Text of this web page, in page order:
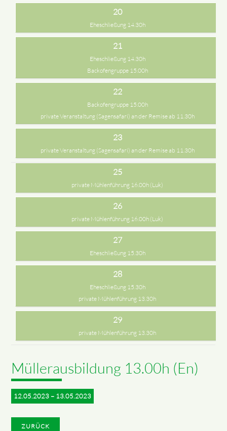
20
Eheschließung 14.30h
21
Eheschließung 14.30h
Backofengruppe 15.00h
22
Backofengruppe 15.00h
private Veranstaltung (Sagensafari) an der Remise ab 11.30h
23
private Veranstaltung (Sagensafari) an der Remise ab 11.30h
25
private Mühlenführung 16.00h (Luk)
26
private Mühlenführung 16.00h (Luk)
27
Eheschließung 15.30h
28
Eheschließung 15.30h
private Mühlenführung 13.30h
29
private Mühlenführung 13.30h
Müllerausbildung 13.00h (En)
12.05.2023 – 13.05.2023
ZURÜCK